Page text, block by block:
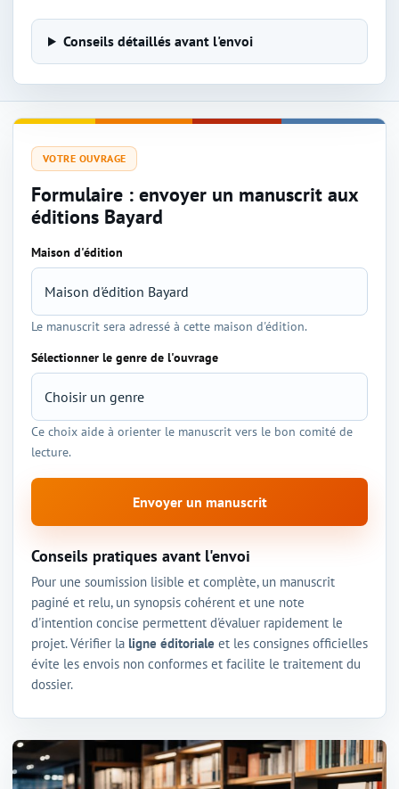
Conseils détaillés avant l'envoi
VOTRE OUVRAGE
Formulaire : envoyer un manuscrit aux
éditions Bayard
Sélection de l'éditeur et du genre
Maison d'édition
Le manuscrit sera adressé à cette maison d'édition.
Sélectionner le genre de l'ouvrage
Ce choix aide à orienter le manuscrit vers le bon comité de
lecture.
Envoyer un manuscrit
Conseils pratiques avant l'envoi
Pour une soumission lisible et complète, un manuscrit
paginé et relu, un synopsis cohérent et une note
d'intention concise permettent d'évaluer rapidement le
projet. Vérifier la ligne éditoriale et les consignes officielles
évite les envois non conformes et facilite le traitement du
dossier.